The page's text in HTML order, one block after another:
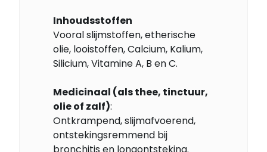
Inhoudsstoffen
Vooral slijmstoffen, etherische
olie, looistoffen, Calcium, Kalium,
Silicium, Vitamine A, B en C.
Medicinaal (als thee, tinctuur,
olie of zalf):
Ontkrampend, slijmafvoerend,
ontstekingsremmend bij